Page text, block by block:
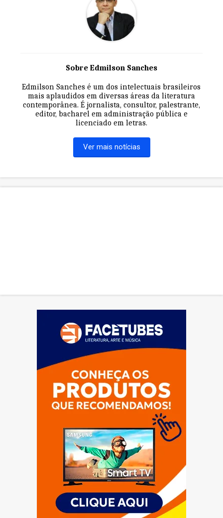
Sobre Edmilson Sanches
Edmilson Sanches é um dos intelectuais brasileiros
mais aplaudidos em diversas áreas da literatura
contemporânea. É jornalista, consultor, palestrante,
editor, bacharel em administração pública e
licenciado em letras.
Ver mais notícias